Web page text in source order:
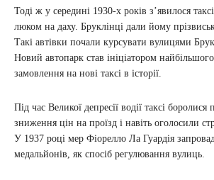
Тоді ж у середині 1930-х років з’явилося
люком на даху. Бруклінці дали йому
Такі автівки почали курсувати вулицями
Новий автопарк став ініціатором
замовлення на нові таксі в історії.
Під час Великої депресії водії таксі боролися
зниження цін на проїзд і навіть оголосили
У 1937 році мер Фіорелло Ла Гуардія
медальйонів, як спосіб регулювання вулиць.